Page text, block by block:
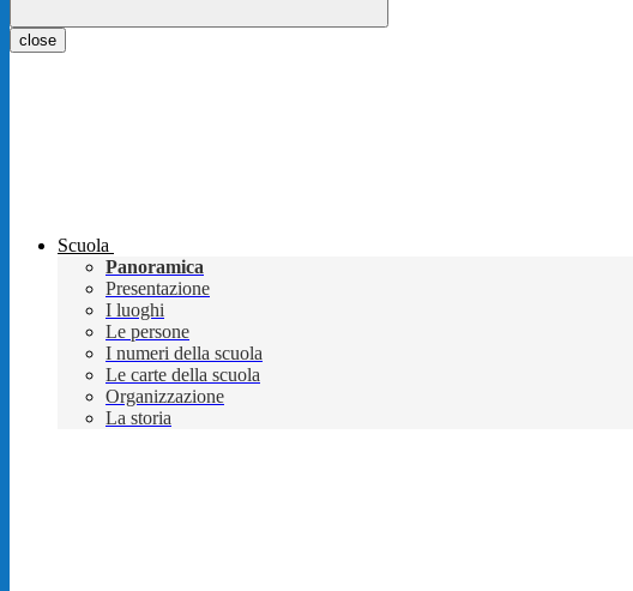
close
Scuola
Panoramica
Presentazione
I luoghi
Le persone
I numeri della scuola
Le carte della scuola
Organizzazione
La storia